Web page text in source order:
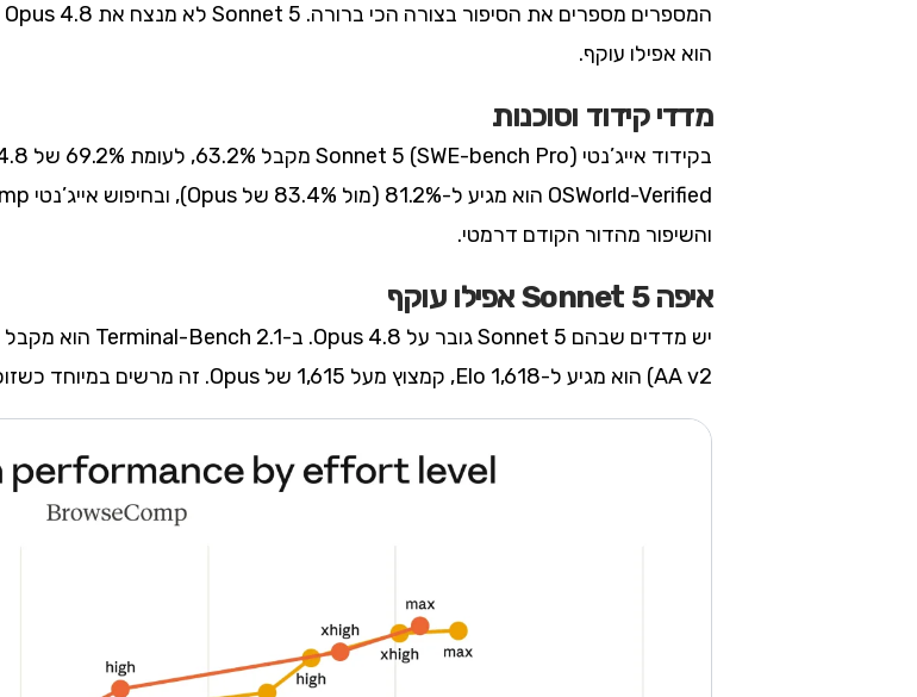
הוא אפילו עוקף.
מדדי קידוד וסוכנות
והשיפור מהדור הקודם דרמטי.
איפה Sonnet 5 אפילו עוקף
AA v2) הוא מגיע ל-1,618 Elo, קמצוץ מעל 1,615 של Opus. זה מרשים במיוחד כשזוכרים שמדובר במודל זול בהרבה.